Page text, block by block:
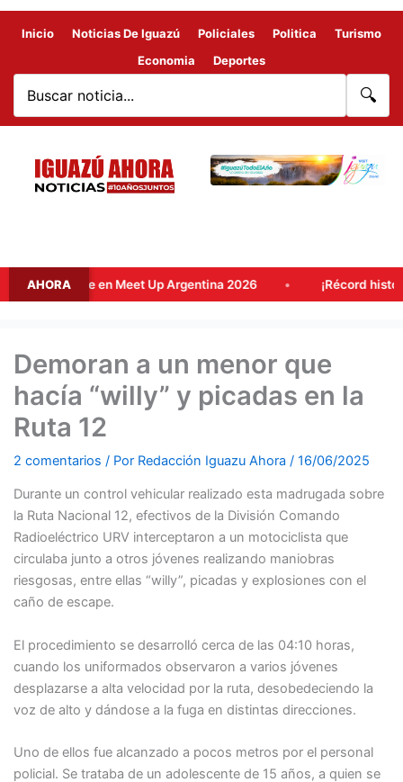
Inicio Noticias De Iguazú Policiales Politica
Turismo
Economia
Deportes
🔍
AHORA
clave en Meet Up Argentina 2026 ¡Récord histórico!
Demoran a un menor que
hacía “willy” y picadas en la
Ruta 12
2 comentarios / Por Redacción Iguazu Ahora / 16/06/2025
Durante un control vehicular realizado esta madrugada sobre
la Ruta Nacional 12, efectivos de la División Comando
Radioeléctrico URV interceptaron a un motociclista que
circulaba junto a otros jóvenes realizando maniobras
riesgosas, entre ellas “willy”, picadas y explosiones con el
caño de escape.
El procedimiento se desarrolló cerca de las 04:10 horas,
cuando los uniformados observaron a varios jóvenes
desplazarse a alta velocidad por la ruta, desobedeciendo la
voz de alto y dándose a la fuga en distintas direcciones.
Uno de ellos fue alcanzado a pocos metros por el personal
policial. Se trataba de un adolescente de 15 años, a quien se